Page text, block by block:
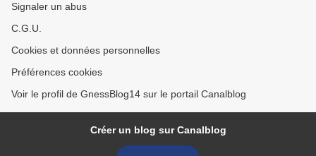
Signaler un abus
C.G.U.
Cookies et données personnelles
Préférences cookies
Voir le profil de GnessBlog14 sur le portail Canalblog
Créer un blog sur Canalblog